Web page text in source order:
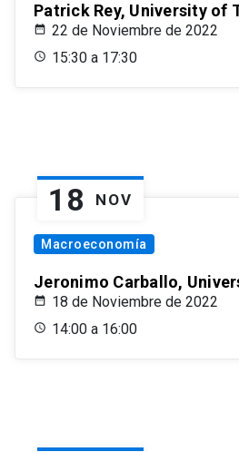
Patrick Rey, University of
22 de Noviembre de 2022
15:30 a 17:30
18 NOV
Macroeconomía
Jeronimo Carballo,
18 de Noviembre de 2022
14:00 a 16:00